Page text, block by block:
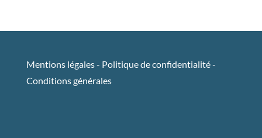
Mentions légales- Politique de confidentialité-
Conditions générales